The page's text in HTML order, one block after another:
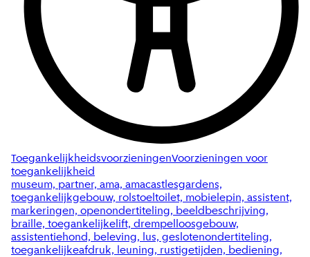
ToegankelijkheidsvoorzieningenVoorzieningen voor
toegankelijkheid
museum, partner, ama, amacastlesgardens,
toegankelijkgebouw, rolstoeltoilet, mobielepin, assistent,
markeringen, openondertiteling, beeldbeschrijving,
braille, toegankelijkelift, drempelloosgebouw,
assistentiehond, beleving, lus, geslotenondertiteling,
toegankelijkeafdruk, leuning, rustigetijden, bediening,